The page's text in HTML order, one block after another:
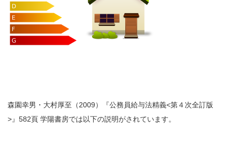
森園幸男・大村厚至（2009）『公務員給与法精義<第４次全訂版
>』582頁 学陽書房では以下の説明がされています。